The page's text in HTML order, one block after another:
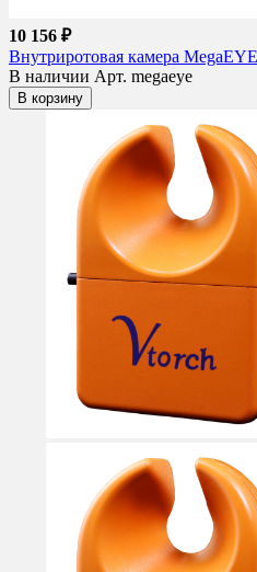
10 156 ₽
Внутриротовая камера
В наличии Арт. megaeye
В корзину